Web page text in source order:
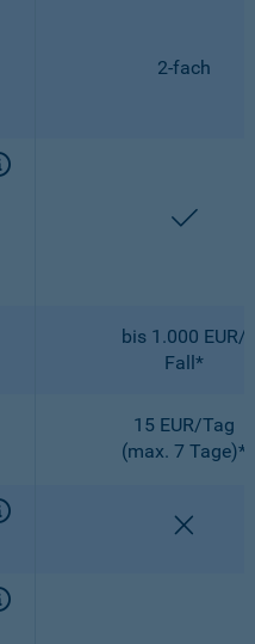
2-fach
bis 1.000 EUR/
Fall*
15 EUR/Tag
(max. 7 Tage)*